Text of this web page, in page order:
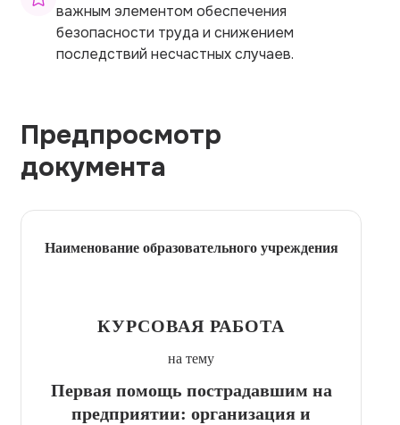
важным элементом обеспечения
безопасности труда и снижением
последствий несчастных случаев.
Предпросмотр
документа
Наименование образовательного учреждения
КУРСОВАЯ РАБОТА
на тему
Первая помощь пострадавшим на
предприятии: организация и